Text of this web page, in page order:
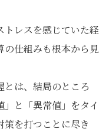
トレスを感じていた経
の仕組みも根本から見
は、結局のところ
」と「異常値」をタイ
を打つことに尽き